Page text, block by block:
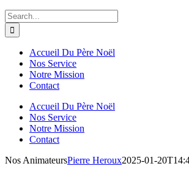
Search
for:
Accueil Du Père Noël
Nos Service
Notre Mission
Contact
Accueil Du Père Noël
Nos Service
Notre Mission
Contact
Nos AnimateursPierre Heroux2025-01-